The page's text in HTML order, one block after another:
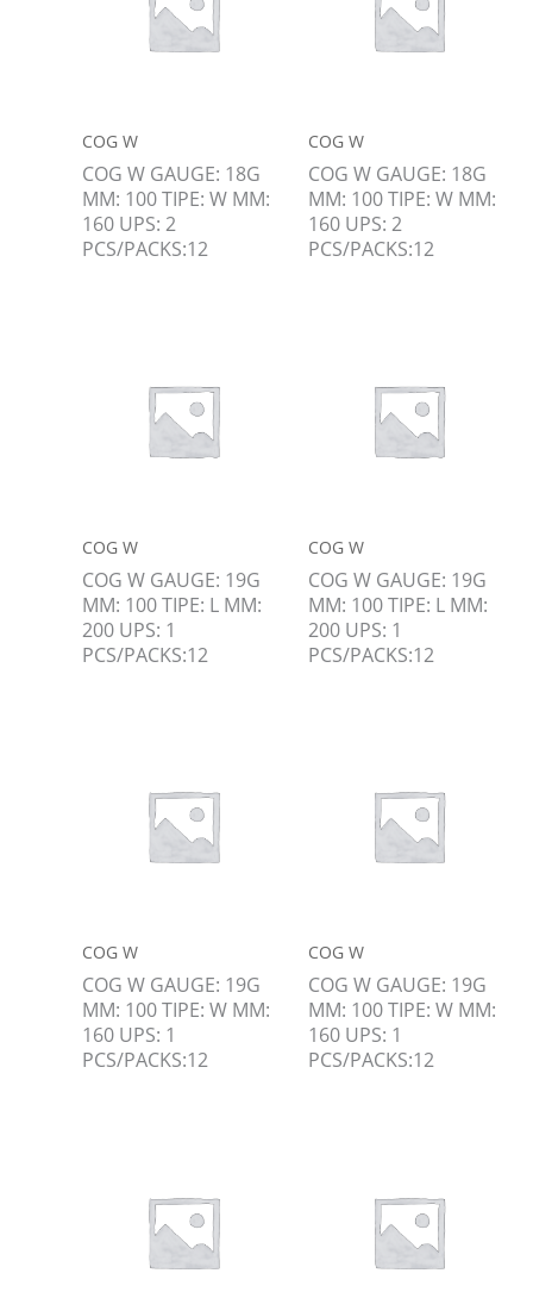
COG W
COG W GAUGE: 18G
MM: 100 TIPE: W MM:
160 UPS: 2
PCS/PACKS:12
COG W
COG W GAUGE: 18G
MM: 100 TIPE: W MM:
160 UPS: 2
PCS/PACKS:12
COG W
COG W GAUGE: 19G
MM: 100 TIPE: L MM:
200 UPS: 1
PCS/PACKS:12
COG W
COG W GAUGE: 19G
MM: 100 TIPE: L MM:
200 UPS: 1
PCS/PACKS:12
COG W
COG W GAUGE: 19G
MM: 100 TIPE: W MM:
160 UPS: 1
PCS/PACKS:12
COG W
COG W GAUGE: 19G
MM: 100 TIPE: W MM:
160 UPS: 1
PCS/PACKS:12